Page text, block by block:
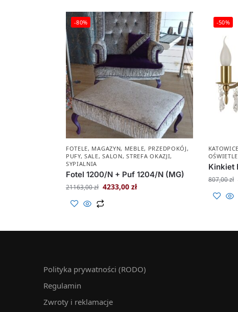
-80%
FOTELE, MAGAZYN, MEBLE, PRZEDPOKÓJ,
PUFY,SALE,SALON,STREFA OKAZJI,
SYPIALNIA
Fotel 1200/N + Puf 1204/N (MG)
21163,00zł 4233,00 zł
-50%
Kinkiet
807,00zł
Polityka prywatności (RODO)
Regulamin
Zwroty i reklamacje